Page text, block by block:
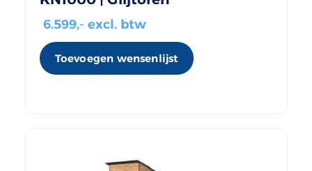
6.599,- excl. btw
Toevoegen wensenlijst